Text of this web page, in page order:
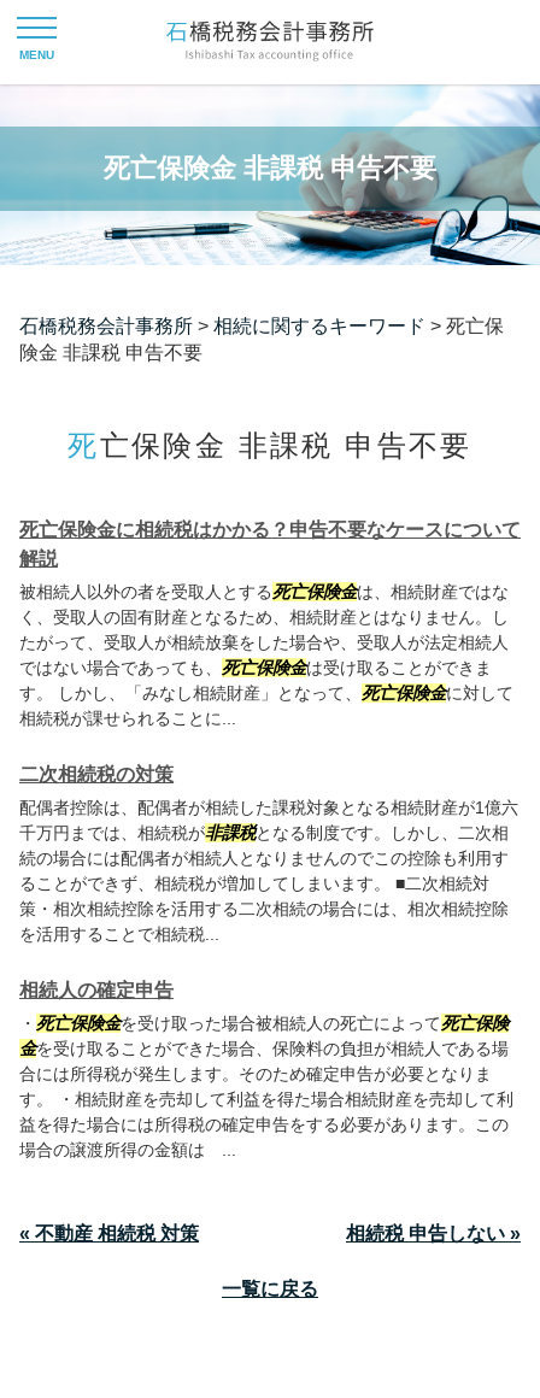
死亡保険金 非課税 申告不要
石橋税務会計事務所 > 相続に関するキーワード > 死亡保
険金 非課税 申告不要
死亡保険金 非課税 申告不要
死亡保険金に相続税はかかる？申告不要なケースについて
解説
被相続人以外の者を受取人とする死亡保険金は、相続財産ではな
く、受取人の固有財産となるため、相続財産とはなりません。し
たがって、受取人が相続放棄をした場合や、受取人が法定相続人
ではない場合であっても、 死亡保険金は受け取ることができま
す。 しかし、「みなし相続財産」となって、 死亡保険金に対して
相続税が課せられることに...
二次相続税の対策
配偶者控除は、配偶者が相続した課税対象となる相続財産が1億六
千万円までは、相続税が非課税となる制度です。しかし、二次相
続の場合には配偶者が相続人となりませんのでこの控除も利用す
ることができず、相続税が増加してしまいます。 ■二次相続対
策・相次相続控除を活用する二次相続の場合には、相次相続控除
を活用することで相続税...
相続人の確定申告
・ 死亡保険金を受け取った場合被相続人の死亡によって死亡保険
金を受け取ることができた場合、保険料の負担が相続人である場
合には所得税が発生します。そのため確定申告が必要となりま
す。 ・相続財産を売却して利益を得た場合相続財産を売却して利
益を得た場合には所得税の確定申告をする必要があります。この
場合の譲渡所得の金額は ...
« 不動産 相続税 対策 相続税 申告しない »
一覧に戻る